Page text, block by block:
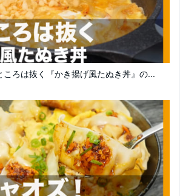
ころは抜く『かき揚げ風たぬき丼』の...